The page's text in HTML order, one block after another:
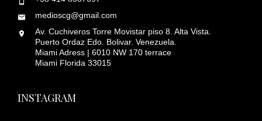
medioscg@gmail.com
Av. Cuchiveros Torre Movistar piso 8. Alta Vista.
Puerto Ordaz Edo. Bolivar. Venezuela.
Miami Adress | 6010 NW 170 terrace
Miami Florida 33015
INSTAGRAM